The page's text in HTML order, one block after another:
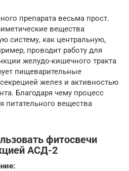
препарата весьма прост.
вещества
систему, как центральную,
проводит работу для
желудо-кишечного тракта
пищеварительные
желез и активностью
Благодаря чему процесс
питательного вещества
фитосвечи
АСД-2